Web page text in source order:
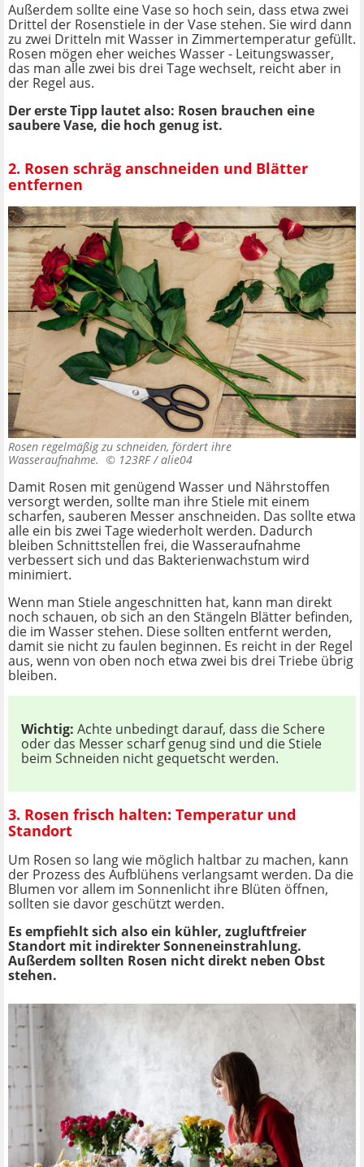
Außerdem sollte eine Vase so hoch sein, dass etwa zwei
Drittel der Rosenstiele in der Vase stehen. Sie wird dann
zu zwei Dritteln mit Wasser in Zimmertemperatur gefüllt.
Rosen mögen eher weiches Wasser - Leitungswasser,
das man alle zwei bis drei Tage wechselt, reicht aber in
der Regel aus.
Der erste Tipp lautet also: Rosen brauchen eine
saubere Vase, die hoch genug ist.
2. Rosen schräg anschneiden und Blätter
entfernen
Rosen regelmäßig zu schneiden, fördert ihre
Wasseraufnahme. © 123RF / alie04
Damit Rosen mit genügend Wasser und Nährstoffen
versorgt werden, sollte man ihre Stiele mit einem
scharfen, sauberen Messer anschneiden. Das sollte etwa
alle ein bis zwei Tage wiederholt werden. Dadurch
bleiben Schnittstellen frei, die Wasseraufnahme
verbessert sich und das Bakterienwachstum wird
minimiert.
Wenn man Stiele angeschnitten hat, kann man direkt
noch schauen, ob sich an den Stängeln Blätter befinden,
die im Wasser stehen. Diese sollten entfernt werden,
damit sie nicht zu faulen beginnen. Es reicht in der Regel
aus, wenn von oben noch etwa zwei bis drei Triebe übrig
bleiben.
Wichtig: Achte unbedingt darauf, dass die Schere
oder das Messer scharf genug sind und die Stiele
beim Schneiden nicht gequetscht werden.
3. Rosen frisch halten: Temperatur und
Standort
Um Rosen so lang wie möglich haltbar zu machen, kann
der Prozess des Aufblühens verlangsamt werden. Da die
Blumen vor allem im Sonnenlicht ihre Blüten öffnen,
sollten sie davor geschützt werden.
Es empfiehlt sich also ein kühler, zugluftfreier
Standort mit indirekter Sonneneinstrahlung.
Außerdem sollten Rosen nicht direkt neben Obst
stehen.